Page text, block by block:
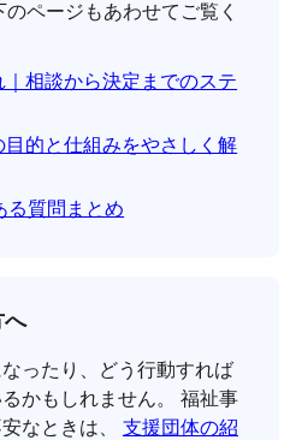
ページもあわせてご覧く
相談から決定までのステ
的と仕組みをやさしく解
る質問まとめ
へ
ったり、どう行動すれば
かもしれません。 福祉事
なときは、 支援団体の紹